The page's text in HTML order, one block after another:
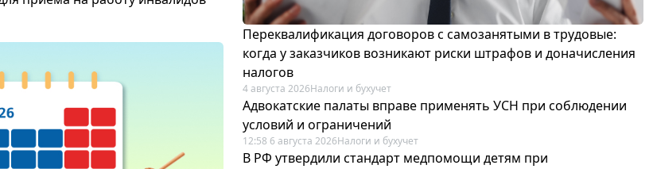
Переквалификация договоров с самозанятыми в трудовые:
когда у заказчиков возникают риски штрафов и доначисления
налогов
4 августа 2026Налоги и бухучет
Адвокатские палаты вправе применять УСН при соблюдении
условий и ограничений
12:58 6 августа 2026Налоги и бухучет
В РФ утвердили стандарт медпомощи детям при